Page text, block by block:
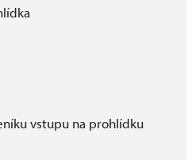
vstupu na prohlídku